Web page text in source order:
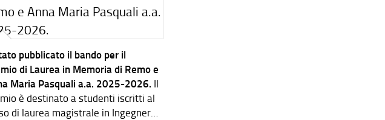
pubblicato il bando per il
di Laurea in Memoria di Remo e
Maria Pasquali a.a. 2025-2026. Il
è destinato a studenti iscritti al
di laurea magistrale in Ingegneria